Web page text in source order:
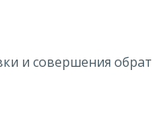
и совершения